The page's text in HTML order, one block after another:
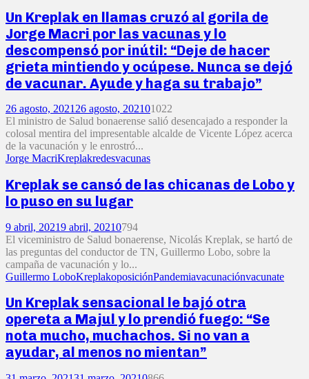
Un Kreplak en llamas cruzó al gorila de
Jorge Macri por las vacunas y lo
descompensó por inútil: “Deje de hacer
grieta mintiendo y ocúpese. Nunca se dejó
de vacunar. Ayude y haga su trabajo”
26 agosto, 202126 agosto, 202101022
El ministro de Salud bonaerense salió desencajado a responder la
colosal mentira del impresentable alcalde de Vicente López acerca
de la vacunación y le enrostró...
Jorge MacriKreplakredesvacunas
Kreplak se cansó de las chicanas de Lobo y
lo puso en su lugar
9 abril, 20219 abril, 20210794
El viceministro de Salud bonaerense, Nicolás Kreplak, se hartó de
las preguntas del conductor de TN, Guillermo Lobo, sobre la
campaña de vacunación y lo...
Guillermo LoboKreplakoposiciónPandemiavacunaciónvacunate
Un Kreplak sensacional le bajó otra
opereta a Majul y lo prendió fuego: “Se
nota mucho, muchachos. Si no van a
ayudar, al menos no mientan”